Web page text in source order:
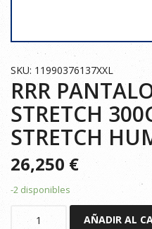
SKU: 11990376137XXL
RRR
STRETCH
STRETCH
26,250€
-2 disponibles
AÑADIR AL